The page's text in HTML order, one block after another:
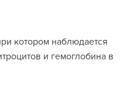
котором наблюдается
и гемоглобина в